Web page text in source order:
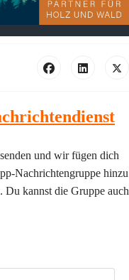
und wir fügen dich
Nachrichtengruppe hinzu
Du kannst die Gruppe auch